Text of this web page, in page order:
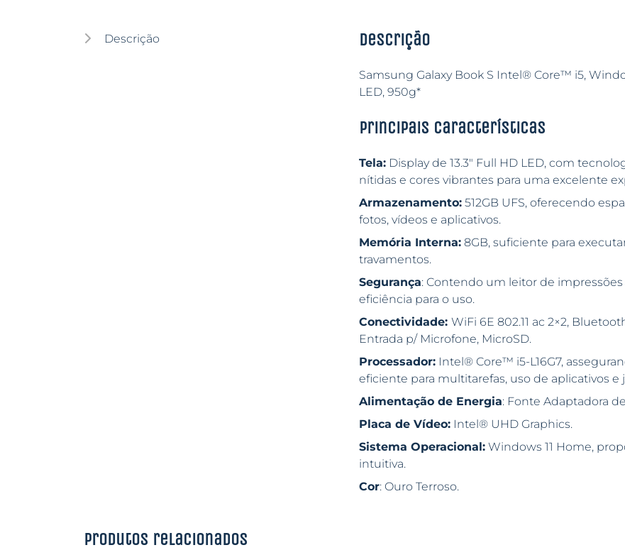
Descrição Descrição
Samsung Galaxy Book S Intel® Core™ i5,
LED, 950g*
Principais características
Tela:Display de 13.3″ Full HD LED, com
nítidas e cores vibrantes para uma excelente
Armazenamento:512GB UFS, oferecendo
fotos, vídeos e aplicativos.
Memória Interna:8GB, suficiente para
travamentos.
Segurança: Contendo um leitor de
eficiência para o uso.
Conectividade: WiFi 6E 802.11 ac 2×2,
Entrada p/ Microfone, MicroSD.
Processador:Intel® Core™ i5-L16G7,
eficiente para multitarefas, uso de aplicativos e
Alimentação de Energia: Fonte Adaptadora
Placa de Vídeo:Intel® UHD Graphics.
Sistema Operacional:Windows 11 Home,
intuitiva.
Cor: Ouro Terroso.
Produtos relacionados